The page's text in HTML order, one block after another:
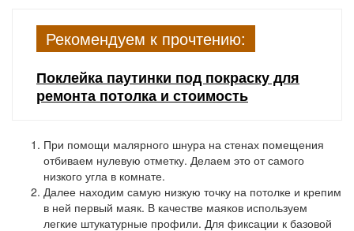
Рекомендуем к прочтению:
Поклейка паутинки под покраску для
ремонта потолка и стоимость
При помощи малярного шнура на стенах помещения
отбиваем нулевую отметку. Делаем это от самого
низкого угла в комнате.
Далее находим самую низкую точку на потолке и крепим
в ней первый маяк. В качестве маяков используем
легкие штукатурные профили. Для фиксации к базовой